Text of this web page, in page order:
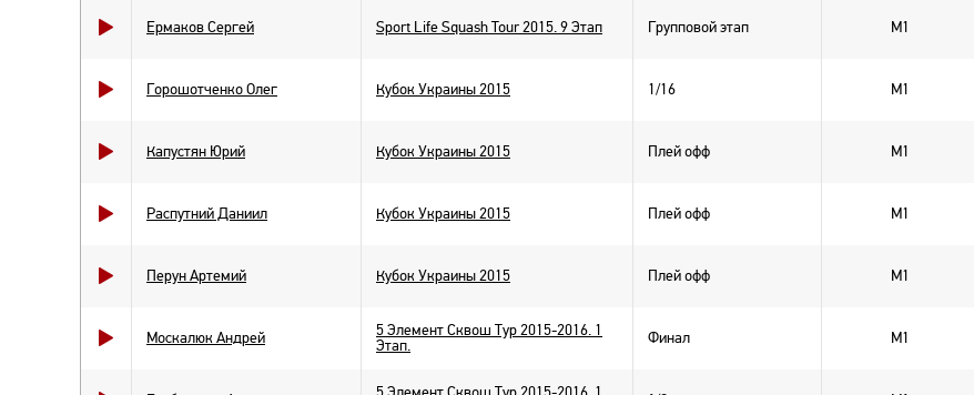
Ермаков Сергей Sport Life Squash Tour 2015. 9 Этап Групповой этап M1
Горошотченко Олег Кубок Украины 2015 1/16 M1
Капустян Юрий Кубок Украины 2015 Плей офф M1
Распутний Даниил Кубок Украины 2015 Плей офф M1
Перун Артемий Кубок Украины 2015 Плей офф M1
Москалюк Андрей
5 Элемент Сквош Тур 2015-2016. 1
Этап.
Финал M1